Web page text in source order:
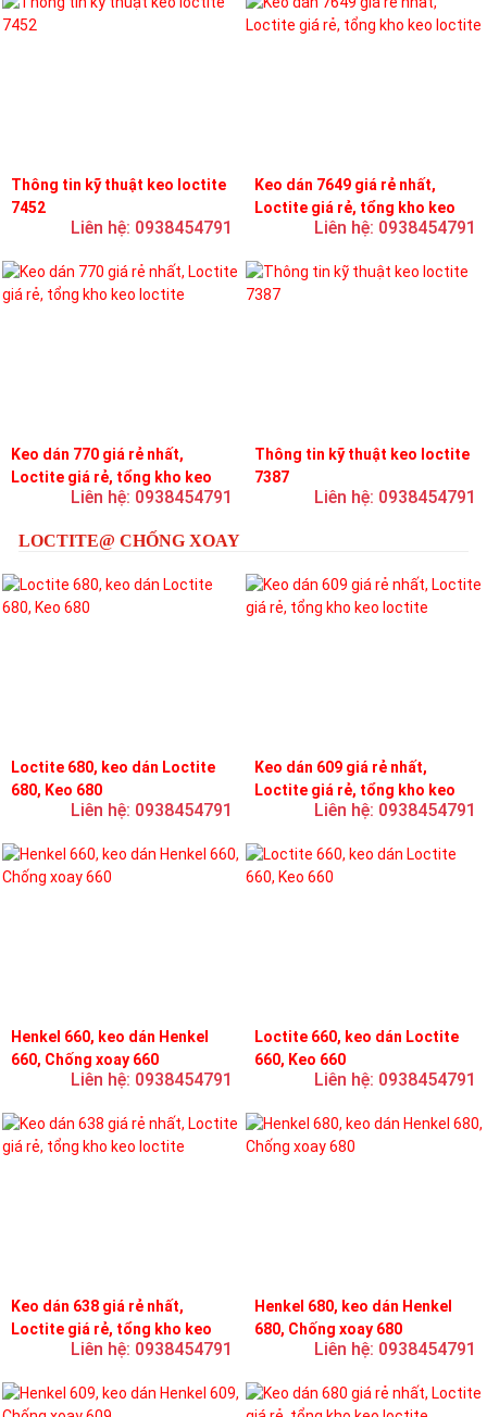
Thông tin kỹ thuật keo loctite
7452
Liên hệ: 0938454791
Keo dán 7649 giá rẻ nhất,
Loctite giá rẻ, tổng kho keo
Liên hệ: 0938454791
Keo dán 770 giá rẻ nhất,
Loctite giá rẻ, tổng kho keo
Liên hệ: 0938454791
Thông tin kỹ thuật keo loctite
7387
Liên hệ: 0938454791
LOCTITE@ CHỐNG XOAY
Loctite 680, keo dán Loctite
680, Keo 680
Liên hệ: 0938454791
Keo dán 609 giá rẻ nhất,
Loctite giá rẻ, tổng kho keo
Liên hệ: 0938454791
Henkel 660, keo dán Henkel
660, Chống xoay 660
Liên hệ: 0938454791
Loctite 660, keo dán Loctite
660, Keo 660
Liên hệ: 0938454791
Keo dán 638 giá rẻ nhất,
Loctite giá rẻ, tổng kho keo
Liên hệ: 0938454791
Henkel 680, keo dán Henkel
680, Chống xoay 680
Liên hệ: 0938454791